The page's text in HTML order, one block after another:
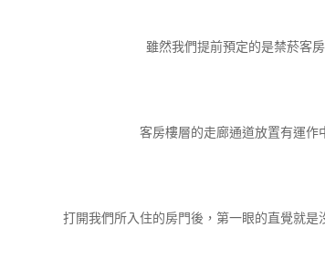
雖然我們提前預定的是禁菸客
客房樓層的走廊通道放置有運作
打開我們所入住的房門後，第一眼的直覺就